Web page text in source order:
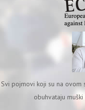
Svi pojmovi koji su na ovom
obuhvataju